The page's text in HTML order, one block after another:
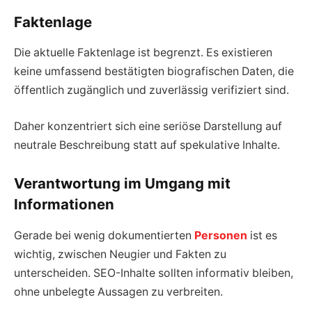
Faktenlage
Die aktuelle Faktenlage ist begrenzt. Es existieren
keine umfassend bestätigten biografischen Daten, die
öffentlich zugänglich und zuverlässig verifiziert sind.
Daher konzentriert sich eine seriöse Darstellung auf
neutrale Beschreibung statt auf spekulative Inhalte.
Verantwortung im Umgang mit
Informationen
Gerade bei wenig dokumentierten Personen ist es
wichtig, zwischen Neugier und Fakten zu
unterscheiden. SEO-Inhalte sollten informativ bleiben,
ohne unbelegte Aussagen zu verbreiten.